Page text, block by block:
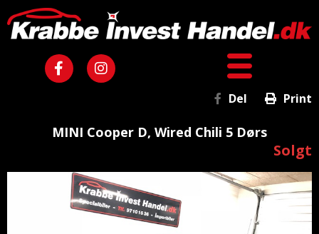
Del Print
MINI Cooper D, Wired Chili 5 Dørs
Solgt